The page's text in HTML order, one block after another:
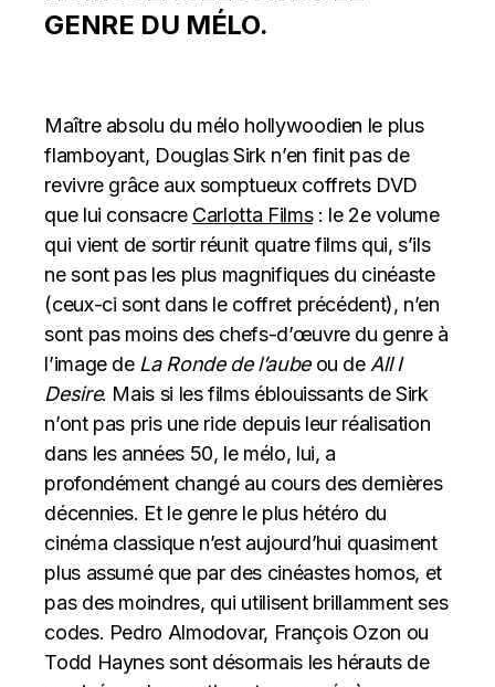
GENRE DU MÉLO.
Maître absolu du mélo hollywoodien le plus
flamboyant, Douglas Sirk n’en finit pas de
revivre grâce aux somptueux coffrets DVD
que lui consacre Carlotta Films: le 2e volume
qui vient de sortir réunit quatre films qui, s’ils
ne sont pas les plus magnifiques du cinéaste
(ceux-ci sont dans le coffret précédent), n’en
sont pas moins des chefs-d’œuvre du genre à
l’image de La Ronde de l’aubeou de All I
Desire. Mais si les films éblouissants de Sirk
n’ont pas pris une ride depuis leur réalisation
dans les années 50, le mélo, lui, a
profondément changé au cours des dernières
décennies. Et le genre le plus hétéro du
cinéma classique n’est aujourd’hui quasiment
plus assumé que par des cinéastes homos, et
pas des moindres, qui utilisent brillamment ses
codes. Pedro Almodovar, François Ozon ou
Todd Haynes sont désormais les hérauts de